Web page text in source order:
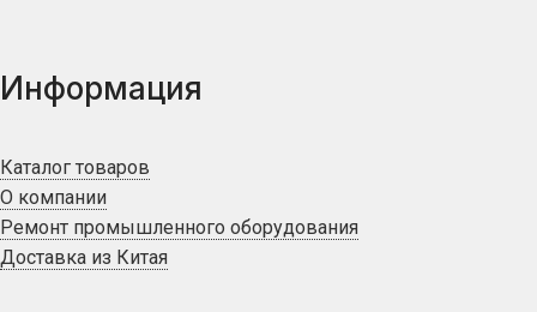
Информация
Каталог товаров
О компании
Ремонт промышленного оборудования
Доставка из Китая